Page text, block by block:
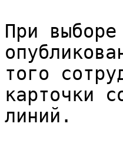
При
того
карточки
линий.